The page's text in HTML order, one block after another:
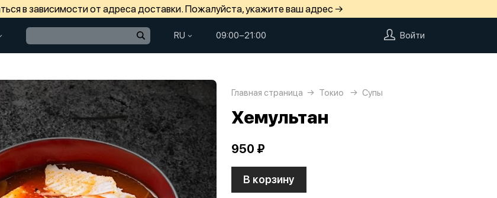
в зависимости от адреса доставки. Пожалуйста, укажите ваш адрес →
RU 09:00−21:00 Войти
Главная страница Токио Супы
Хемультан
950 ₽
В корзину